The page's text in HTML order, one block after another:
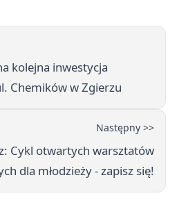
kolejna inwestycja
Chemików w Zgierzu
Następny >>
Cykl otwartych warsztatów
dla młodzieży - zapisz się!